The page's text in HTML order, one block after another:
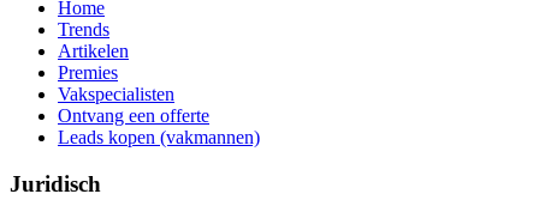
Home
Trends
Artikelen
Premies
Vakspecialisten
Ontvang een offerte
Leads kopen (vakmannen)
Juridisch